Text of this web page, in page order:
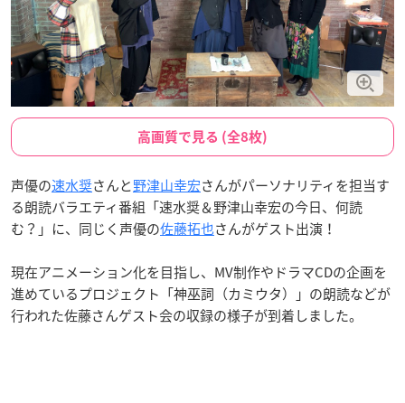
高画質で見る (全8枚)
声優の速水奨さんと野津山幸宏さんがパーソナリティを担当す
る朗読バラエティ番組「速水奨＆野津山幸宏の今日、何読
む？」に、同じく声優の佐藤拓也さんがゲスト出演！
現在アニメーション化を目指し、MV制作やドラマCDの企画を
進めているプロジェクト「神巫詞（カミウタ）」の朗読などが
行われた佐藤さんゲスト会の収録の様子が到着しました。